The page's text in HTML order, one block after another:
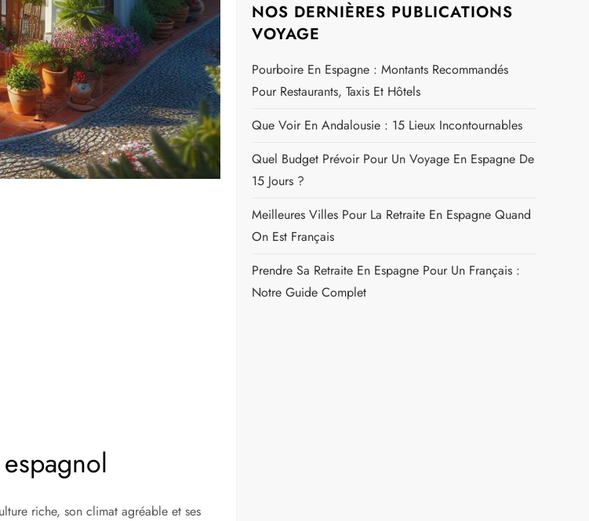
riche, son climat agréable et ses
NOS DERNIÈRES PUBLICATIONS
VOYAGE
Pourboire En Espagne : Montants Recommandés
Pour Restaurants, Taxis Et Hôtels
Que Voir En Andalousie : 15 Lieux Incontournables
Quel Budget Prévoir Pour Un Voyage En Espagne De
15 Jours ?
Meilleures Villes Pour La Retraite En Espagne Quand
On Est Français
Prendre Sa Retraite En Espagne Pour Un Français :
Notre Guide Complet